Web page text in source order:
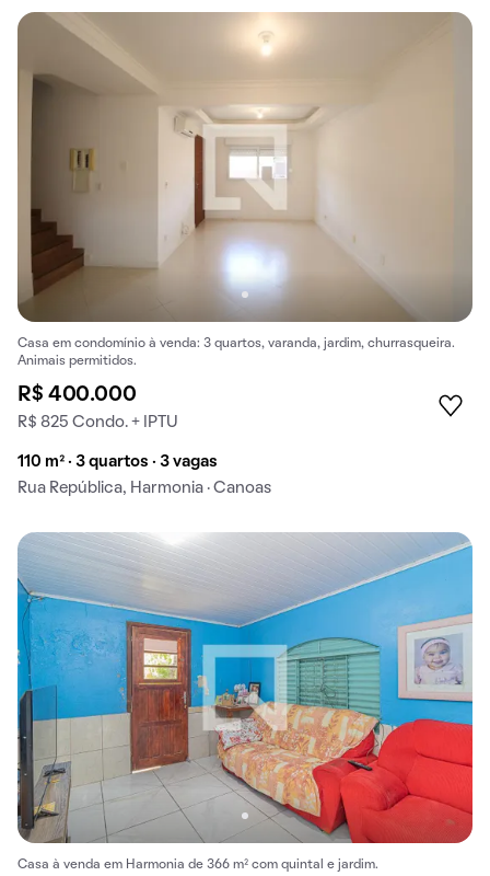
Casa em condomínio à venda: 3 quartos, varanda, jardim, churrasqueira.
Animais permitidos.
R$ 400.000
R$ 825 Condo. + IPTU
110 m² · 3 quartos · 3 vagas
Rua República, Harmonia · Canoas
Casa à venda em Harmonia de 366 m² com quintal e jardim.